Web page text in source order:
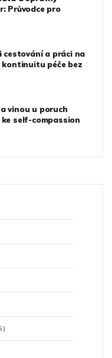
Průvodce pro
cestování a práci na
kontinuitu péče bez
vinou u poruch
self-compassion